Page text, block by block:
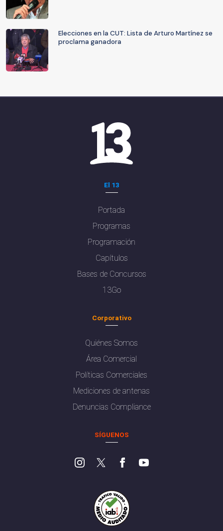
Elecciones en la CUT: Lista de Arturo Martínez se
proclama ganadora
El 13
Portada
Programas
Programación
Capítulos
Bases de Concursos
13Go
Corporativo
Quiénes Somos
Área Comercial
Políticas Comerciales
Mediciones de antenas
Denuncias Compliance
SÍGUENOS